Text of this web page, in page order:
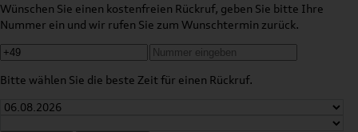
Wünschen Sie einen kostenfreien Rückruf, geben Sie bitte Ihre
Nummer ein und wir rufen Sie zum Wunschtermin zurück.
Bitte wählen Sie die beste Zeit für einen Rückruf.